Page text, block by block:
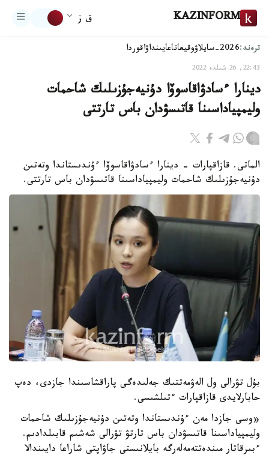
KAZINFORM ق ز
ترەند:2026-سايلاۋ وقيعاتاعايىنداۋاقوردا
22:43, 26 شىلدە 2022
دينارا ءسادۋاقاسوۆا دۇنيەجۇزىلىك شاحمات
وليمپياداسىنا قاتىسۋدان باس تارتتى
الماتى. قازاقپارات - دينارا ءسادۋاقاسوۆا ءۇندىستاندا وتەتىن
دۇنيەجۇزىلىك شاحمات وليمپياداسىنا قاتىسۋدان باس تارتتى.
بۇل تۋرالى ول الەۋمەتتىك جەلىدەگى پاراقشاسىندا جازدى، دەپ
حابارلايدى قازاقپارات ءتىلشىسى.
«وسى جازدا مەن ءۇندىستاندا وتەتىن دۇنيەجۇزىلىك شاحمات
وليمپياداسىنا قاتىسۋدان باس تارتۋ تۋرالى شەشىم قابىلدادىم.
ءبىرقاتار مىندەتتەمەلەرگە بايلانىستى جاۋاپتى شاراعا دايىندالا